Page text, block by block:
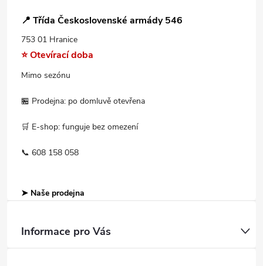
📍 Třída Československé armády 546
753 01 Hranice
⭐ Otevírací doba
Mimo sezónu
🏪 Prodejna: po domluvě otevřena
🛒 E-shop: funguje bez omezení
📞 608 158 058
➤ Naše prodejna
Informace pro Vás